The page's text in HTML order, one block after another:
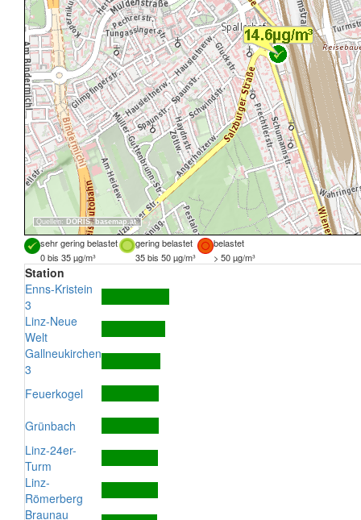
Quellen: DORIS, basemap.at
sehr gering belastet gering belastet
belastet
0 bis 35 µg/m³
35 bis 50 µg/m³ > 50 µg/m³
Station
Enns-Kristein
3
Linz-Neue
Welt
Gallneukirchen
3
Feuerkogel
Grünbach
Linz-24er-
Turm
Linz-
Römerberg
Braunau